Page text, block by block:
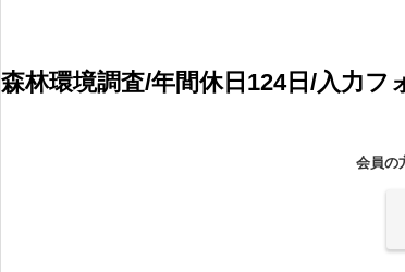
森林環境調査/年間休日124日/入力フ
会員の